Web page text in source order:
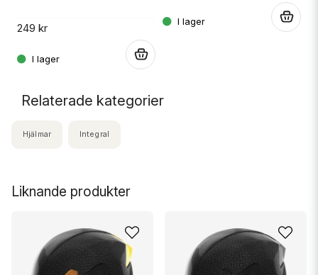
249 kr
Liknande produkter
Relaterade kategorier
Hjälmar Integral